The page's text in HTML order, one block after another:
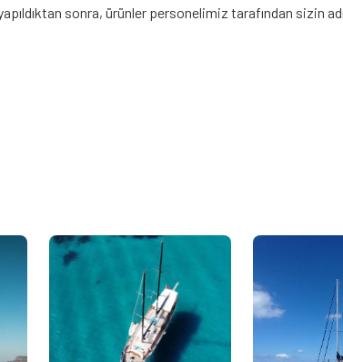
sonra, ürünler personelimiz tarafından sizin